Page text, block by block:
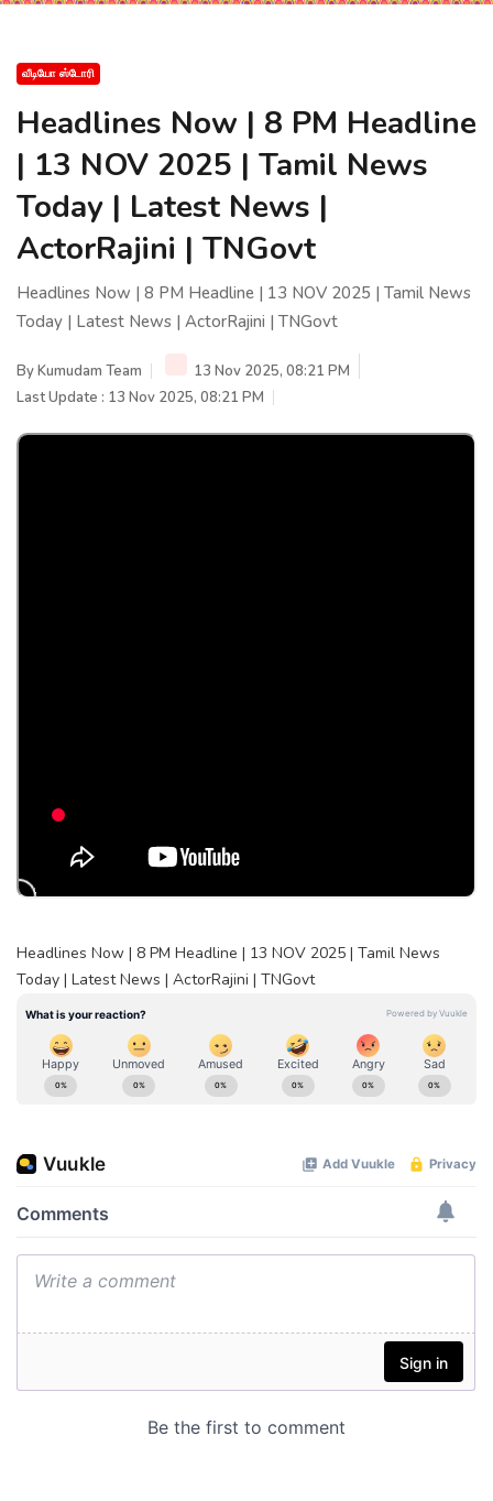
வீடியோ ஸ்டோரி
Headlines Now | 8 PM Headline
| 13 NOV 2025 | Tamil News
Today | Latest News |
ActorRajini | TNGovt
Headlines Now | 8 PM Headline | 13 NOV 2025 | Tamil News
Today | Latest News | ActorRajini | TNGovt
ByKumudam Team
13 Nov 2025, 08:21 PM
Last Update : 13 Nov 2025, 08:21 PM
Headlines Now | 8 PM Headline | 13 NOV 2025 | Tamil News
Today | Latest News | ActorRajini | TNGovt